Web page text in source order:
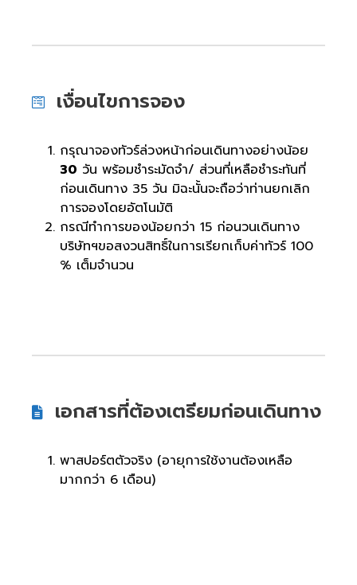
เงื่อนไขการจอง
กรุณาจองทัวร์ล่วงหน้าก่อนเดินทางอย่างน้อย
30 วัน พร้อมชำระมัดจำ/ ส่วนที่เหลือชำระทันที่
ก่อนเดินทาง 35 วัน มิฉะนั้นจะถือว่าท่านยกเลิก
การจองโดยอัตโนมัติ
กรณีทำการของน้อยกว่า 15 ก่อนวนเดินทาง
บริษัทฯขอสงวนสิทธิ์ในการเรียกเก็บค่าทัวร์ 100
% เต็มจำนวน
เอกสารที่ต้องเตรียมก่อนเดินทาง
พาสปอร์ตตัวจริง (อายุการใช้งานต้องเหลือ
มากกว่า 6 เดือน)